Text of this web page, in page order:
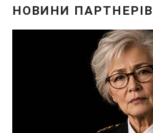
Реклама на сайті